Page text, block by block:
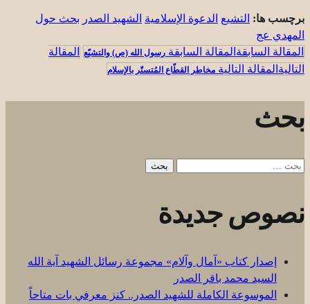
برچسب ها: التشيع الدعوة الإسلامية الشهيد الصدر بحث حول
المهدي عج
المقالة السابقة رسول الله (ص) والتشيّع
المقالة التالية مخاطر القطّاع المُتستّر بالإسلام
بحث
البحث
نصوص جديدة
إصدار كتاب «آمال وآلام» مجموعة رسائل الشهيد آية الله
السيد محمد باقر الصدر
الموسوعة الكاملة للشهيد الصدر.. كنز معرفي بات متاحاً